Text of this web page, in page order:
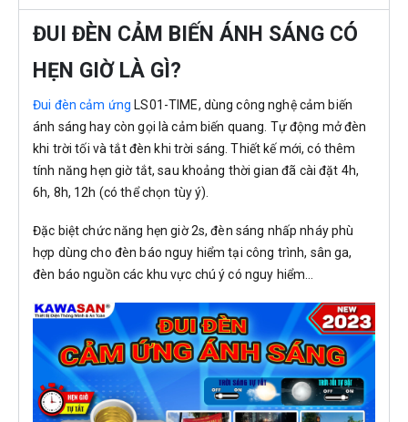
ĐUI ĐÈN CẢM BIẾN ÁNH SÁNG CÓ
HẸN GIỜ LÀ GÌ?
Đui đèn cảm ứng LS01-TIME, dùng công nghệ cảm biến
ánh sáng hay còn gọi là cảm biến quang. Tự động mở đèn
khi trời tối và tắt đèn khi trời sáng. Thiết kế mới, có thêm
tính năng hẹn giờ tắt, sau khoảng thời gian đã cài đặt 4h,
6h, 8h, 12h (có thể chọn tùy ý).
Đặc biệt chức năng hẹn giờ 2s, đèn sáng nhấp nháy phù
hợp dùng cho đèn báo nguy hiểm tại công trình, sân ga,
đèn báo nguồn các khu vực chú ý có nguy hiểm…